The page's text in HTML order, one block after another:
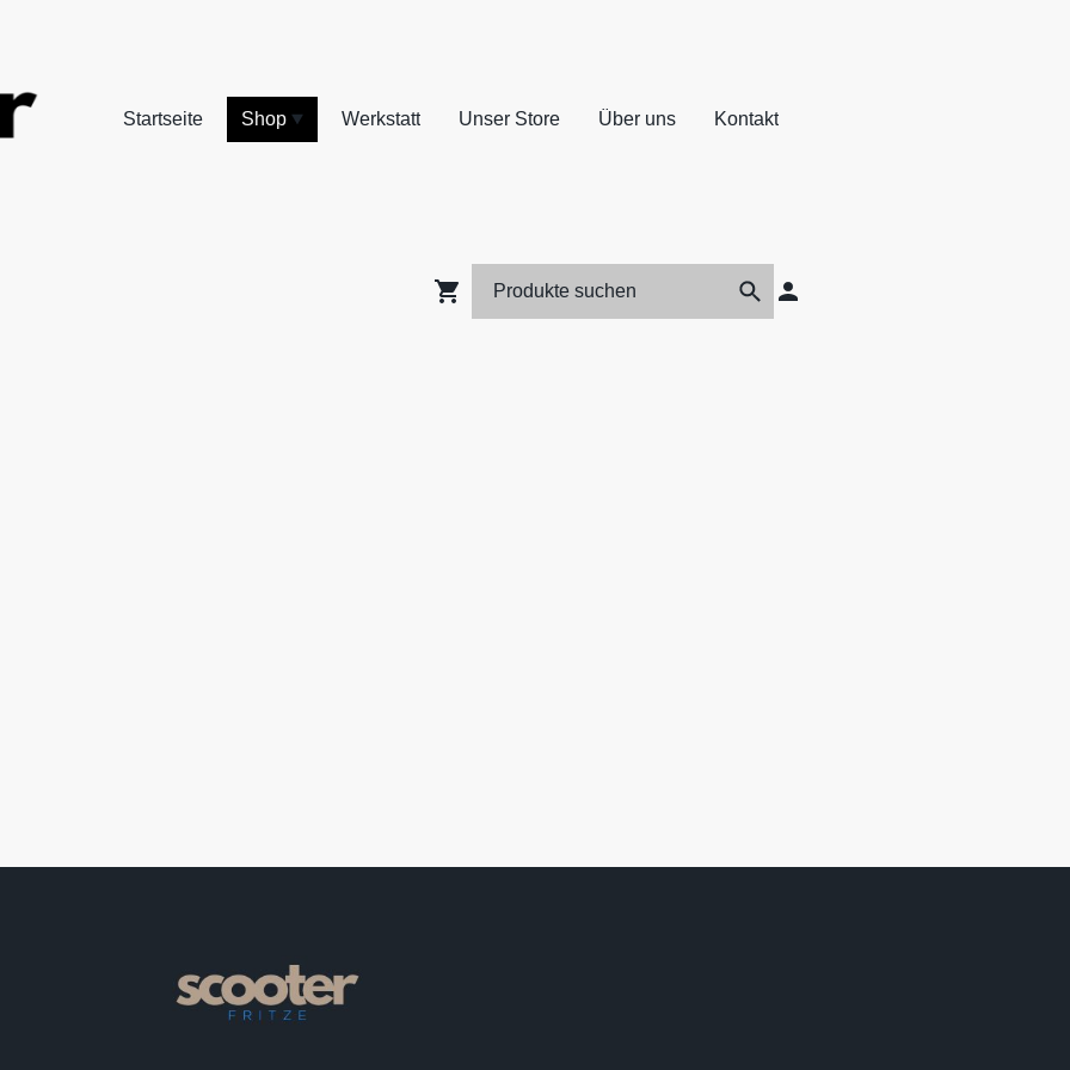
Startseite Shop Werkstatt Unser Store Über uns Kontakt